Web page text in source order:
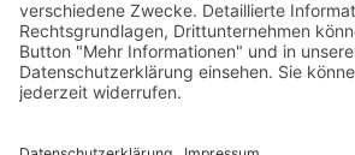
sofort lieferbar
469 Seiten, 12,5 x 20,5 cm
Print 15,– € / E-Book 10,99 €